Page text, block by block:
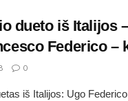
dueto iš Italijos
Federico –
0
iš Italijos: Ugo